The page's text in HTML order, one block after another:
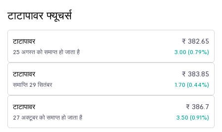
टाटापावर फ्यूचर्स
टाटापावर
25 अगस्त को समाप्त हो जाता है
₹ 382.65
3.00 (0.79%)
टाटापावर
समाप्ति 29 सितंबर
₹ 383.85
1.70 (0.44%)
टाटापावर
27 अक्टूबर को समाप्त हो जाता है
₹ 386.7
3.50 (0.91%)